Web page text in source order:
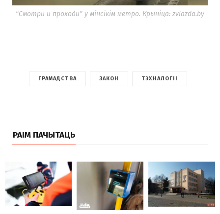
“Смотри и проходи” у мінсікім метро. Крыніца: zviazda.by
ГРАМАДСТВА ЗАКОН ТЭХНАЛОГІІ
РАІМ ПАЧЫТАЦЬ